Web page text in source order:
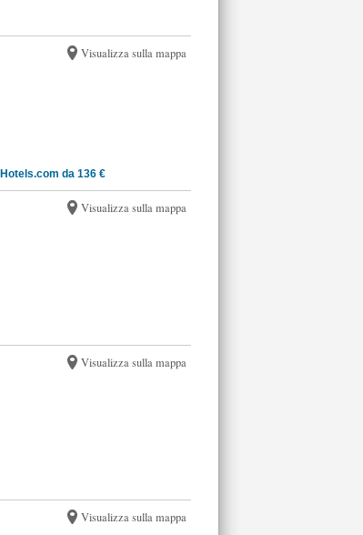
Visualizza sulla mappa
Hotels.com da 136 €
Visualizza sulla mappa
Visualizza sulla mappa
Visualizza sulla mappa